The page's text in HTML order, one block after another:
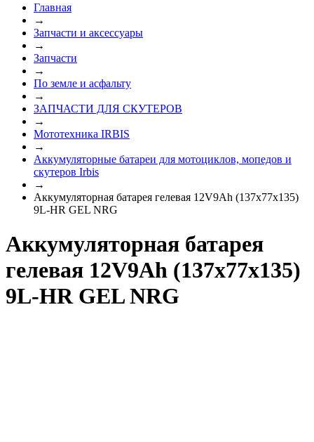
Главная
→
Запчасти и аксессуары
→
Запчасти
→
По земле и асфальту
→
ЗАПЧАСТИ ДЛЯ СКУТЕРОВ
→
Мототехника IRBIS
→
Аккумуляторные батареи для мотоциклов, мопедов и
скутеров Irbis
→
Аккумуляторная батарея гелевая 12V9Ah (137х77х135)
9L-HR GEL NRG
Аккумуляторная батарея
гелевая 12V9Ah (137х77х135)
9L-HR GEL NRG